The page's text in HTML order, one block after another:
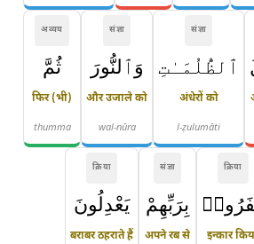
संज्ञा
ٱلظُّلُمَـٰتِ
अंधेरों को
l-ẓulumāti
संज्ञा
وَٱلنُّورَ
और उजाले को
wal-nūra
अव्यय
ثُمَّ
फिर (भी)
thumma
क्रिया
इन्कार
संज्ञा
بِرَبِّهِمْ
अपने रब से
क्रिया
يَعْدِلُونَ
बराबर ठहराते हैं